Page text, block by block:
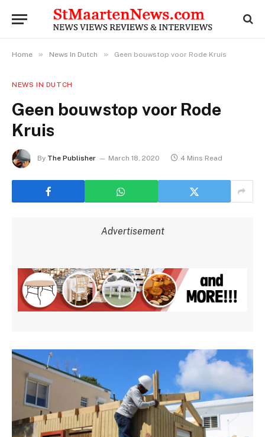
Home » News In Dutch » Geen bouwstop voor Rode Kruis
NEWS IN DUTCH
Geen bouwstop voor Rode
Kruis
By The Publisher March 18, 2020 4 Mins Read
Advertisement